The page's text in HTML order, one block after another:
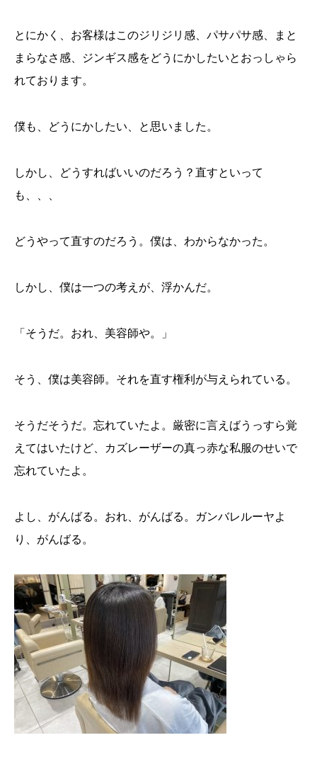
とにかく、お客様はこのジリジリ感、パサパサ感、まと
まらなさ感、ジンギス感をどうにかしたいとおっしゃら
れております。
僕も、どうにかしたい、と思いました。
しかし、どうすればいいのだろう？直すといって
も、、、
どうやって直すのだろう。僕は、わからなかった。
しかし、僕は一つの考えが、浮かんだ。
「そうだ。おれ、美容師や。」
そう、僕は美容師。それを直す権利が与えられている。
そうだそうだ。忘れていたよ。厳密に言えばうっすら覚
えてはいたけど、カズレーザーの真っ赤な私服のせいで
忘れていたよ。
よし、がんばる。おれ、がんばる。ガンバレルーヤよ
り、がんばる。